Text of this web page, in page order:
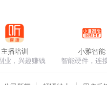
主播培训
业，兴趣赚钱
小雅智能
智能硬件，连